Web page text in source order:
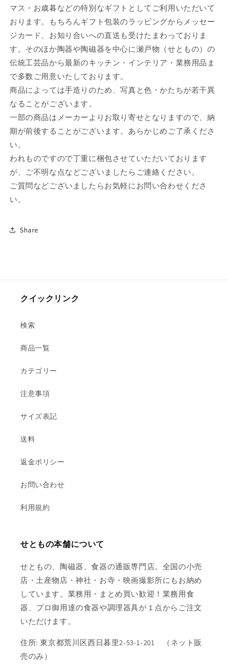
置
き
]
和
食
食
店
旅
館
本
土
産
カ
の
す
置
き
]
|
和
食
飲
食
店
旅
館
本
土
産
カ
す
マス・お歳暮などの特別なギフトとしてご利用いただいて
おります。もちろんギフト包装のラッピングからメッセー
ジカード、お知り合いへの直送も受けたまわっておりま
す。そのほか陶器や陶磁器を中心に瀬戸物（せともの）の
伝統工芸品から最新のキッチン・インテリア・業務用品ま
で多数ご用意いたしております。
商品によっては手造りのため、写真と色・かたちが若干異
なることがございます。
一部の商品はメーカーよりお取り寄せとなりますので、納
期が前後することがございます。あらかじめご了承くださ
い。
われものですので丁重に梱包させていただいております
が、ご不明な点などございましたらご連絡ください。
ご質問などございましたらお気軽にお問い合わせくださ
い。
Share
クイックリンク
検索
商品一覧
カテゴリー
注意事項
サイズ表記
送料
返金ポリシー
お問い合わせ
利用規約
せともの本舗について
せともの、陶磁器、食器の通販専門店。全国の小売
店・土産物店・神社・お寺・映画撮影所にもお納め
しています。業務用・まとめ買い歓迎！業務用食
器、プロ御用達の食器や調理器具が１点からご注文
いただけます。
住所: 東京都荒川区西日暮里2-53-1-201 （ネット販
売のみ）